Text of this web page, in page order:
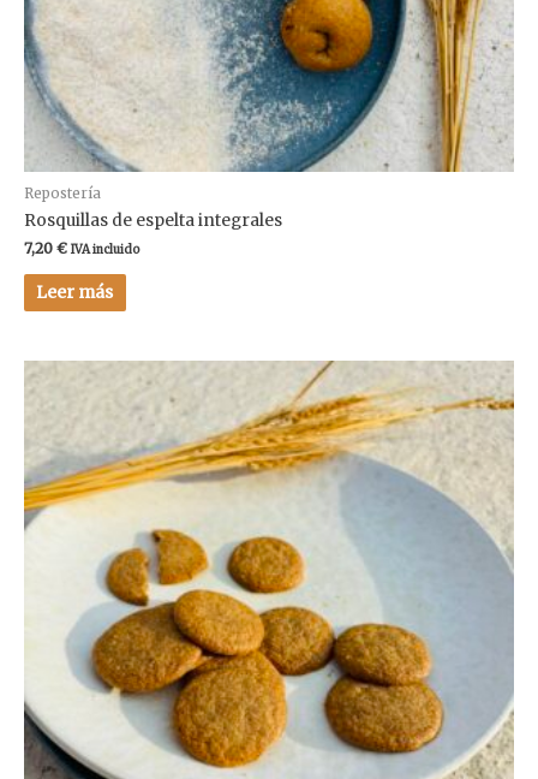
Repostería
Rosquillas de espelta integrales
7,20 € IVA incluido
Leer más